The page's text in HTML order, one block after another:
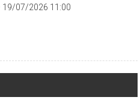
19/07/2026 11:00